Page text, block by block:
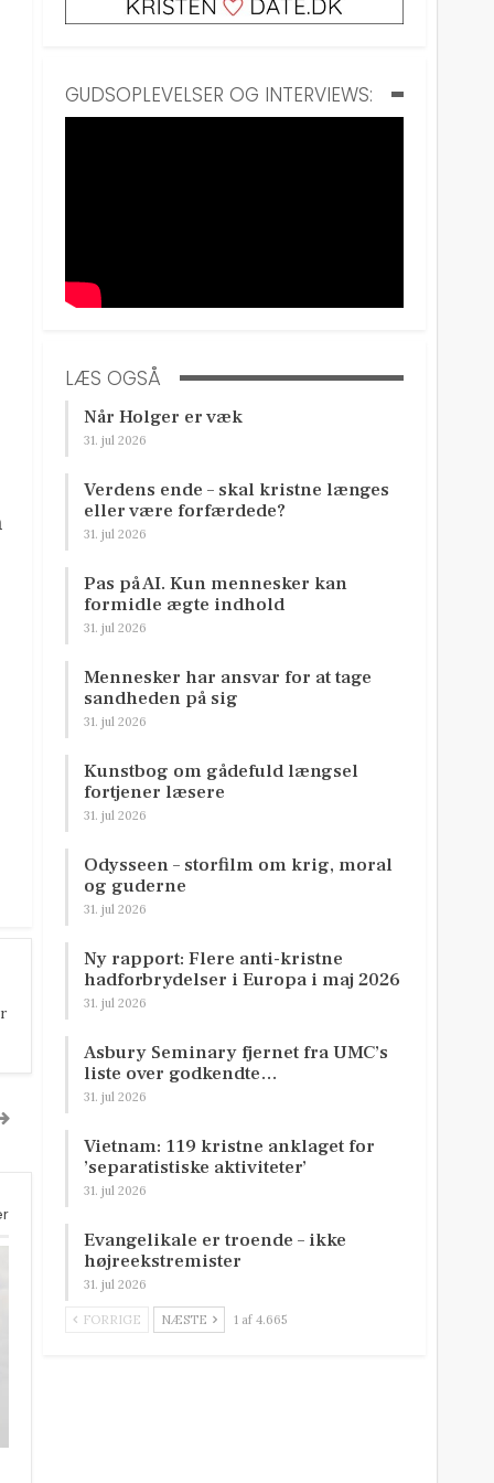
GUDSOPLEVELSER OG INTERVIEWS:
LÆS OGSÅ
Når Holger er væk
31. jul 2026
Verdens ende – skal kristne længes
eller være forfærdede?
31. jul 2026
Pas på AI. Kun mennesker kan
formidle ægte indhold
31. jul 2026
Mennesker har ansvar for at tage
sandheden på sig
31. jul 2026
Kunstbog om gådefuld længsel
fortjener læsere
31. jul 2026
Odysseen – storfilm om krig, moral
og guderne
31. jul 2026
Ny rapport: Flere anti-kristne
hadforbrydelser i Europa i maj 2026
31. jul 2026
Asbury Seminary fjernet fra UMC’s
liste over godkendte…
31. jul 2026
Vietnam: 119 kristne anklaget for
’separatistiske aktiviteter’
31. jul 2026
Evangelikale er troende – ikke
højreekstremister
31. jul 2026
FORRIGE NÆSTE 1 af 4.665